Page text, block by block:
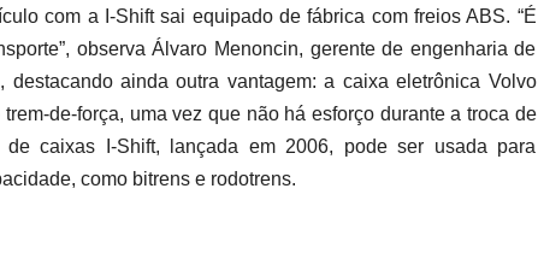
com a I-Shift sai equipado de fábrica com freios ABS. “É
observa Álvaro Menoncin, gerente de engenharia de
destacando ainda outra vantagem: a caixa eletrônica Volvo
de-força, uma vez que não há esforço durante a troca de
de caixas I-Shift, lançada em 2006, pode ser usada para
como bitrens e rodotrens.